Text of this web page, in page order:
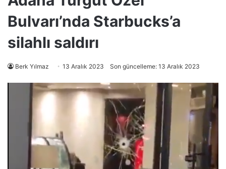
Bulvarı’nda Starbucks’a
silahlı saldırı
Berk Yılmaz 13 Aralık 2023 Son güncelleme: 13 Aralık 2023